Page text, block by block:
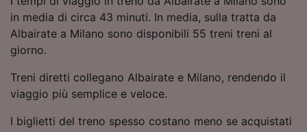
in media di circa 43 minuti. In media, sulla tratta da
Albairate a Milano sono disponibili 55 treni treni al
giorno.
Treni diretti collegano Albairate e Milano, rendendo il
viaggio più semplice e veloce.
I biglietti del treno spesso costano meno se acquistati
per farlo.
Noi e i nostri partner trattiamo i dati per
fornire:
Utilizzare dati di geolocalizzazione precisi.
Scansione attiva delle caratteristiche del
dispositivo ai fini dell’identificazione.
Archiviare informazioni su dispositivo e/o
accedervi. Pubblicità e contenuti